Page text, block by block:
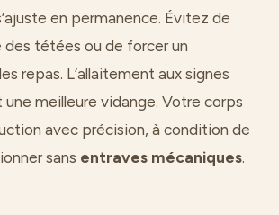
en permanence. Évitez de
des tétées ou de forcer un
repas. L’allaitement aux signes
une meilleure vidange. Votre corps
avec précision, à condition de
sans entraves mécaniques.